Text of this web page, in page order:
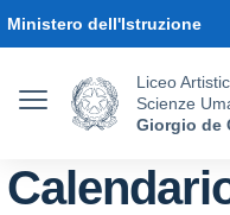
Ministero dell'Istruzione
Liceo
Scienze
Giorgio de